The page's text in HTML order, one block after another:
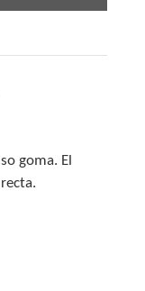
goma. El